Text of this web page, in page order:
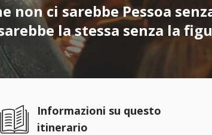
non ci sarebbe Pessoa
la stessa senza la
Informazioni su questo
itinerario